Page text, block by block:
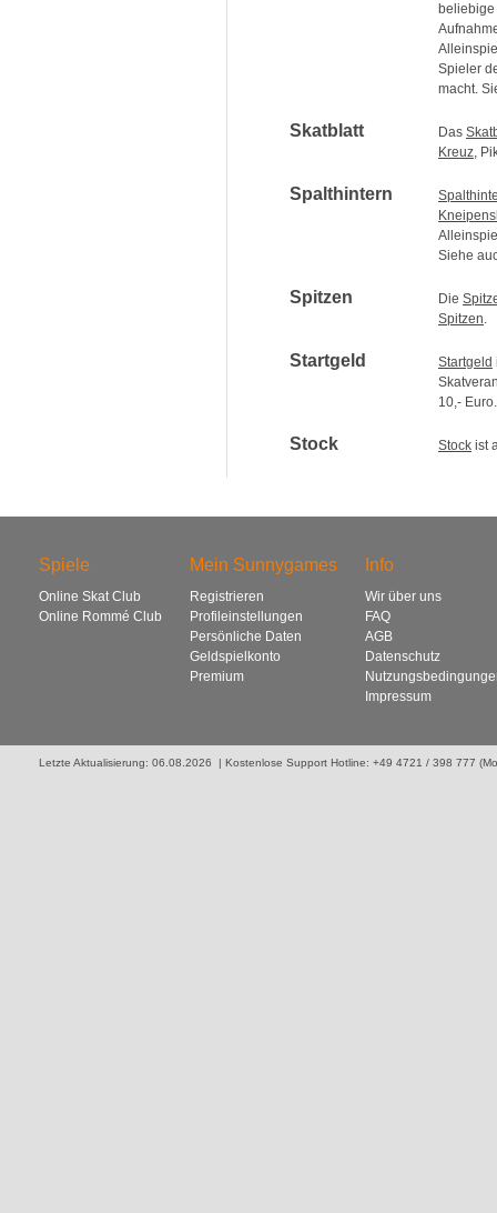
beliebige
Spieler
macht.
Skatblatt Das
Kreuz,
Spalthintern
Siehe
Spitzen Die
Spitzen.
Startgeld Startgeld
10,- Euro.
Stock Stock ist
Spiele
Online Skat Club
Online Rommé Club
Mein Sunnygames
Registrieren
Profileinstellungen
Persönliche Daten
Geldspielkonto
Premium
Info
Wir über uns
FAQ
AGB
Datenschutz
Impressum
Letzte Aktualisierung: 06.08.2026 | Kostenlose Support Hotline: +49 4721 / 398 777